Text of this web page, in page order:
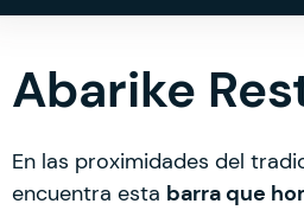
Abarike
En las proximidades del
encuentra esta barra que